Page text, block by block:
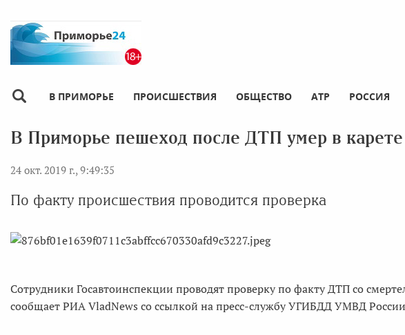
В ПРИМОРЬЕ ПРОИСШЕСТВИЯ ОБЩЕСТВО АТР РОССИЯ
В Приморье пешеход после ДТП умер в карете
24 окт. 2019 г., 9:49:35
По факту происшествия проводится проверка
Сотрудники Госавтоинспекции проводят проверку по факту ДТП со
сообщает РИА VladNews со ссылкой на пресс-службу УГИБДД УМВД